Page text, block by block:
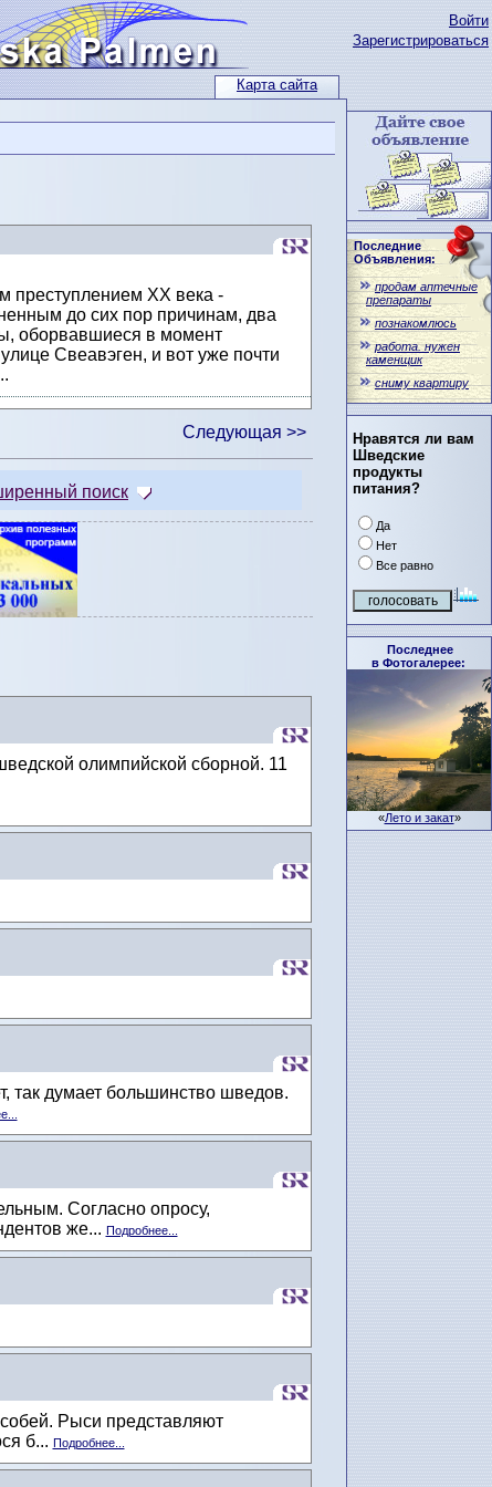
Карта сайта
Войти
Зарегистрироваться
Последние
Объявления:
продам аптечные
препараты
познакомлюсь
работа. нужен
каменщик
сниму квартиру
Нравятся ли вам
Шведские
продукты
питания?
Да
Нет
Все равно
Последнее
в Фотогалерее:
«Лето и закат»
преступлением ХХ века -
до сих пор причинам, два
оборвавшиеся в момент
Свеавэген, и вот уже почти
Следующая >>
поиск
олимпийской сборной. 11
так думает большинство шведов.
Согласно опросу,
же... Подробнее...
Рыси представляют
б... Подробнее...